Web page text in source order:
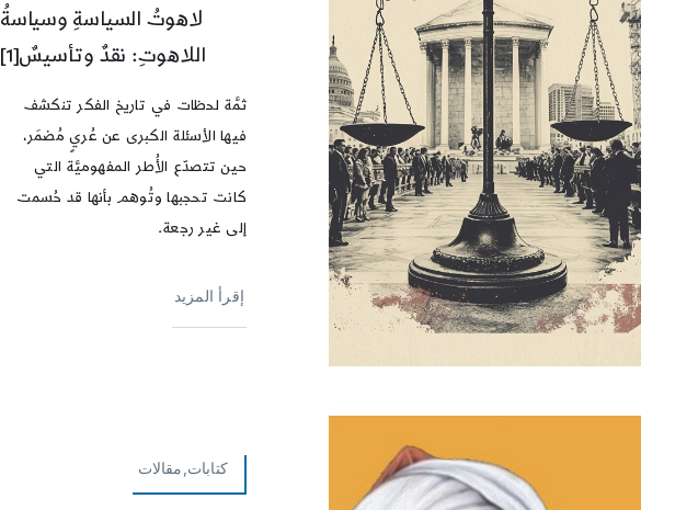
لاهوتُ السياسةِ وسياسةُ
اللاهوتِ: نقدٌ وتأسيسٌ[1]
ثمَّة لحظات في تاريخ الفكر تنكشف
فيها الأسئلة الكبرى عن عُريٍ مُضمَر،
حين تتصدّع الأُطر المفهوميَّة التي
كانت تحجبها وتُوهم بأنها قد حُسمت
إلى غير رجعة.
إقرأ المزيد
كتابات,مقالات